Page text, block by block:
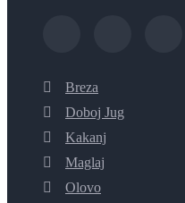
Breza
Doboj Jug
Kakanj
Maglaj
Olovo